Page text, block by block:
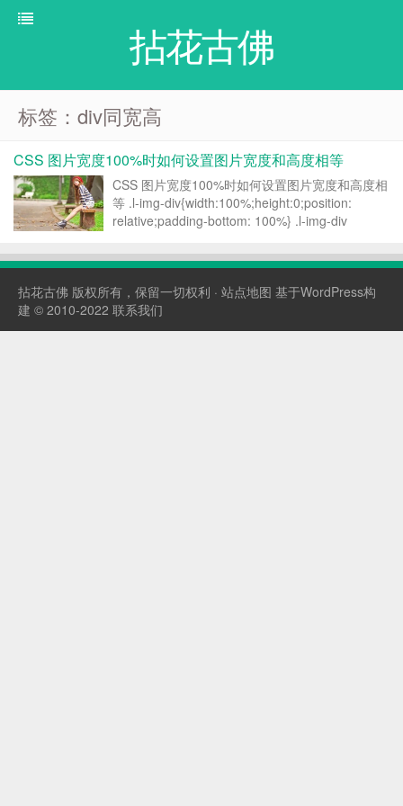
拈花古佛
标签：div同宽高
CSS 图片宽度100%时如何设置图片宽度和高度相等
CSS 图片宽度100%时如何设置图片宽度和高度相
等 .l-img-div{width:100%;height:0;position:
relative;padding-bottom: 100%} .l-img-div
拈花古佛 版权所有，保留一切权利 · 站点地图 基于WordPress构
建 © 2010-2022 联系我们